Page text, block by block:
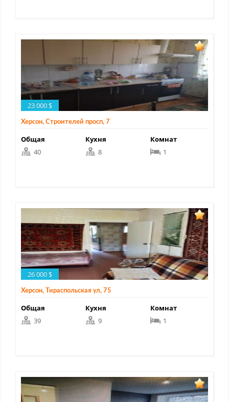
23 000 $
Херсон, Строителей просп, 7
Общая
40
Кухня
8
Комнат
1
26 000 $
Херсон, Тираспольская ул, 75
Общая
39
Кухня
9
Комнат
1